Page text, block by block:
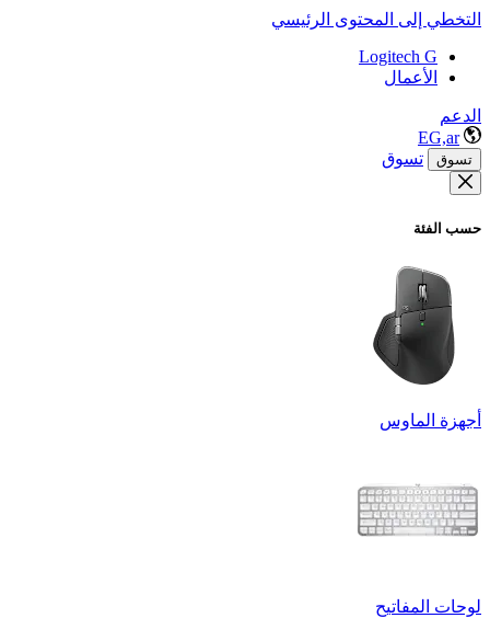
التخطي إلى المحتوى الرئيسي
Logitech G
الأعمال
الدعم
EG,ar
تسوق تسوق
حسب الفئة
أجهزة الماوس
لوحات المفاتيح